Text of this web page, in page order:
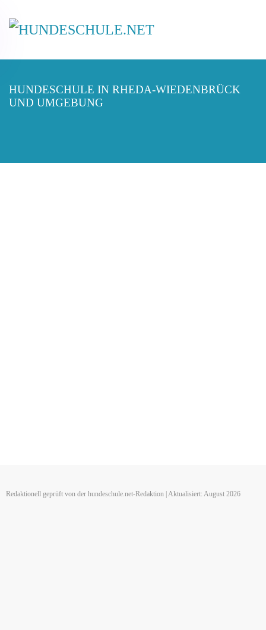
HUNDESCHULE IN RHEDA-WIEDENBRÜCK
UND UMGEBUNG
Redaktionell geprüft von der hundeschule.net-Redaktion | Aktualisiert: August 2026